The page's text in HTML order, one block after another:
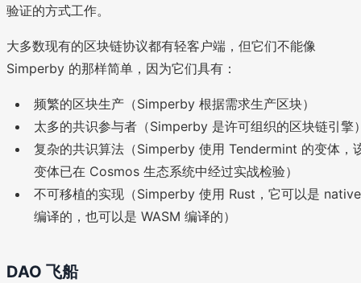
验证的方式工作。
大多数现有的区块链协议都有轻客户端，但它们不能像
Simperby 的那样简单，因为它们具有：
频繁的区块生产（Simperby 根据需求生产区块）
太多的共识参与者（Simperby 是许可组织的区块链引擎
复杂的共识算法（Simperby 使用 Tendermint 的变体，
变体已在 Cosmos 生态系统中经过实战检验）
不可移植的实现（Simperby 使用 Rust，它可以是 native
编译的，也可以是 WASM 编译的）
DAO 飞船